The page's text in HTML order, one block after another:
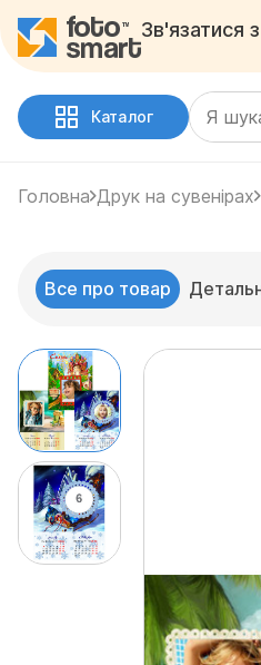
Зв'язатися
Каталог
Головна Друк на сувенірах
Все про товар